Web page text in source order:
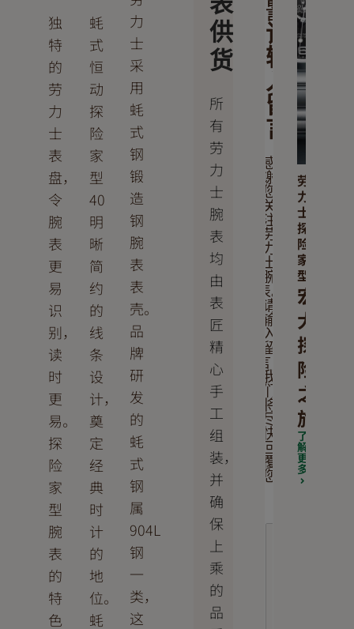
独
特
的
劳
力
士
表
盘，
令
腕
表
更
易
识
别，
读
时
更
易。
探
险
家
型
腕
表
的
特
色
蚝
式
恒
动
探
险
家
型
40
明
晰
简
约
的
线
条
设
计，
奠
定
经
典
时
计
的
地
位。
蚝
力
士
采
用
蚝
式
钢
锻
造
钢
腕
表
表
壳。
品
牌
研
发
的
蚝
式
钢
属
904L
钢
一
类，
这
供
货
所
有
劳
力
士
腕
表
均
由
表
匠
精
心
手
工
组
装，
并
确
保
上
乘
的
品
言
请
输
入
留
言
感
谢
您
关
注
劳
力
士
腕
表。
请
输
入
留
言，
我
们
将
尽
快
回
覆
您
劳
力
士
探
险
家
型
宏
大
探
险
之
旅
了
解
更
多